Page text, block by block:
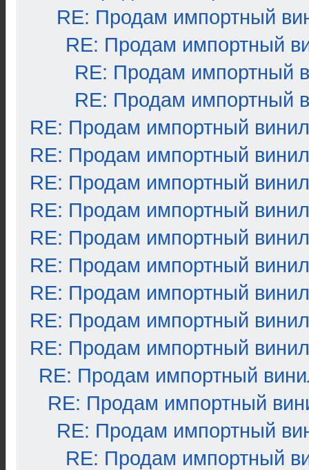
RE: Продам импортный
RE: Продам импортный
RE: Продам импортный
RE: Продам импортный
RE: Продам импортный винил
RE: Продам импортный винил
RE: Продам импортный винил
RE: Продам импортный винил
RE: Продам импортный винил
RE: Продам импортный винил
RE: Продам импортный винил
RE: Продам импортный винил
RE: Продам импортный винил
RE: Продам импортный
RE: Продам импортный
RE: Продам импортный
RE: Продам импортный